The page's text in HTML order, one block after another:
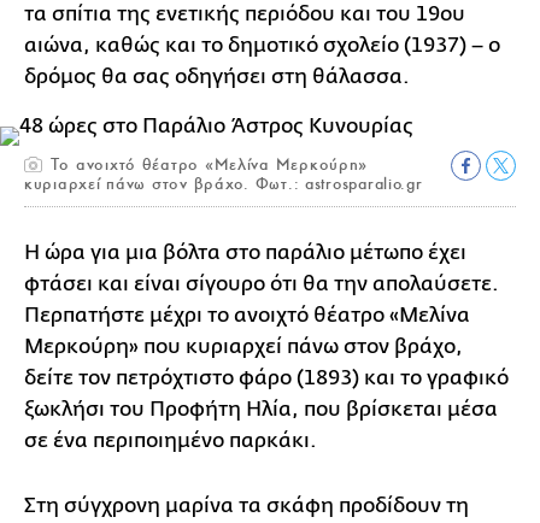
τα σπίτια της ενετικής περιόδου και του 19ου
αιώνα, καθώς και το δημοτικό σχολείο (1937) – ο
δρόμος θα σας οδηγήσει στη θάλασσα.
Το ανοιχτό θέατρο «Μελίνα Μερκούρη»
κυριαρχεί πάνω στον βράχο. Φωτ.: astrosparalio.gr
Η ώρα για μια βόλτα στο παράλιο μέτωπο έχει
φτάσει και είναι σίγουρο ότι θα την απολαύσετε.
Περπατήστε μέχρι το ανοιχτό θέατρο «Μελίνα
Μερκούρη» που κυριαρχεί πάνω στον βράχο,
δείτε τον πετρόχτιστο φάρο (1893) και το γραφικό
ξωκλήσι του Προφήτη Ηλία, που βρίσκεται μέσα
σε ένα περιποιημένο παρκάκι.
Στη σύγχρονη μαρίνα τα σκάφη προδίδουν τη